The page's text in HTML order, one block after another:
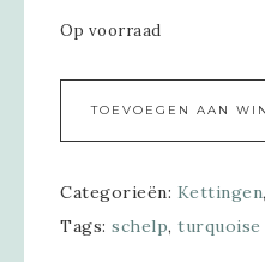
Op voorraad
TOEVOEGEN AAN
Categorieën: Kettingen,
Tags: schelp, turquoise